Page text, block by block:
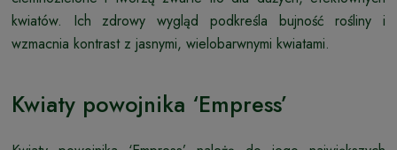
kwiatów. Ich zdrowy wygląd podkreśla bujność rośliny i
wzmacnia kontrast z jasnymi, wielobarwnymi kwiatami.
Kwiaty powojnika ‘Empress’